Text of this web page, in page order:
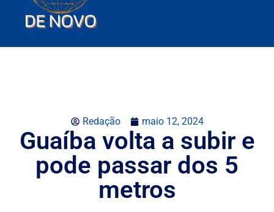
Redação maio 12, 2024
Guaíba volta a subir e
pode passar dos 5
metros